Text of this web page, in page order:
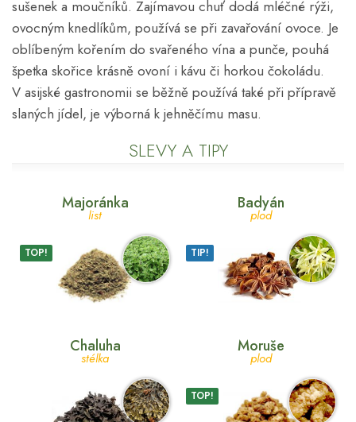
sušenek a moučníků. Zajímavou chuť dodá mléčné rýži,
ovocným knedlíkům, používá se při zavařování ovoce. Je
oblíbeným kořením do svařeného vína a punče, pouhá
špetka skořice krásně ovoní i kávu či horkou čokoládu.
V asijské gastronomii se běžně používá také při přípravě
slaných jídel, je výborná k jehněčímu masu.
SLEVY A TIPY
Majoránka
list
TOP!
Badyán
plod
TIP!
Chaluha
stélka
Moruše
plod
TOP!